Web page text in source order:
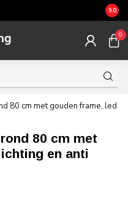
9.0
0
80 cm met gouden frame, led
80 cm met
en anti